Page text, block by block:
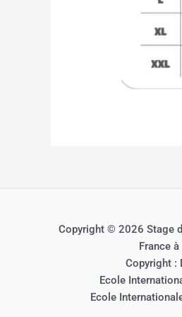
Copyright © 2026 Stage
France à
Copyright :
Ecole
Ecole